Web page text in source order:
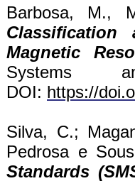
Barbosa, M.,
Magnetic
Systems
DOI: https://
Silva, C.;
Pedrosa e
Standards